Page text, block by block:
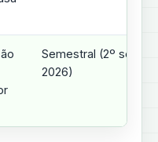
Semestral (2º sem./
2026)